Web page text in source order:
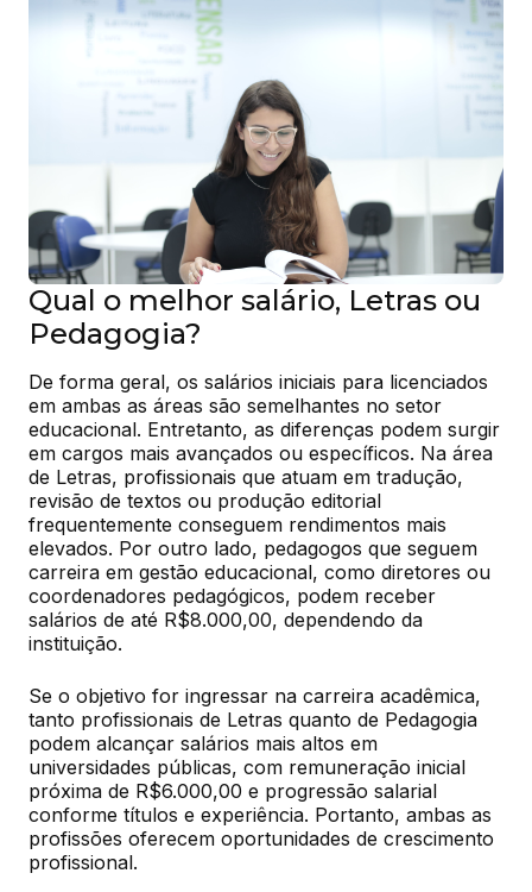
Qual o melhor salário, Letras ou
Pedagogia?
De forma geral, os salários iniciais para licenciados
em ambas as áreas são semelhantes no setor
educacional. Entretanto, as diferenças podem surgir
em cargos mais avançados ou específicos. Na área
de Letras, profissionais que atuam em tradução,
revisão de textos ou produção editorial
frequentemente conseguem rendimentos mais
elevados. Por outro lado, pedagogos que seguem
carreira em gestão educacional, como diretores ou
coordenadores pedagógicos, podem receber
salários de até R$8.000,00, dependendo da
instituição.
Se o objetivo for ingressar na carreira acadêmica,
tanto profissionais de Letras quanto de Pedagogia
podem alcançar salários mais altos em
universidades públicas, com remuneração inicial
próxima de R$6.000,00 e progressão salarial
conforme títulos e experiência. Portanto, ambas as
profissões oferecem oportunidades de crescimento
profissional.